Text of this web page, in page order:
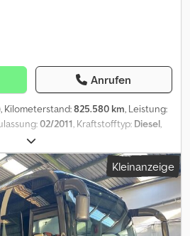
Anrufen
, Kilometerstand:825.580 km, Leistung:
02/2011, Kraftstofftyp: Diesel,
, Getriebetyp:
Euro5, Farbe:Weiß,
ABS, Bordcomputer,
Tempomat, Zentralverriegelung,
RHD, EZ: 04.02.2011, Mercedes-Motor
6-Gang-Schaltgetriebe, 53+1+1
Klima, DVD+TV, Retarder,
Kleinanzeige